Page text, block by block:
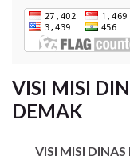
VISI MISI
DEMAK
VISI MISI